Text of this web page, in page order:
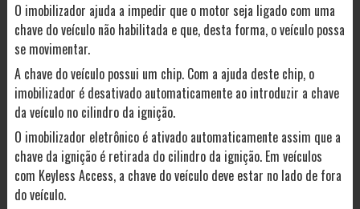
O imobilizador ajuda a impedir que o motor seja ligado com uma
chave do veículo não habilitada e que, desta forma, o veículo possa
se movimentar.
A chave do veículo possui um chip. Com a ajuda deste chip, o
imobilizador é desativado automaticamente ao introduzir a chave
da veículo no cilindro da ignição.
O imobilizador eletrônico é ativado automaticamente assim que a
chave da ignição é retirada do cilindro da ignição. Em veículos
com Keyless Access, a chave do veículo deve estar no lado de fora
do veículo.